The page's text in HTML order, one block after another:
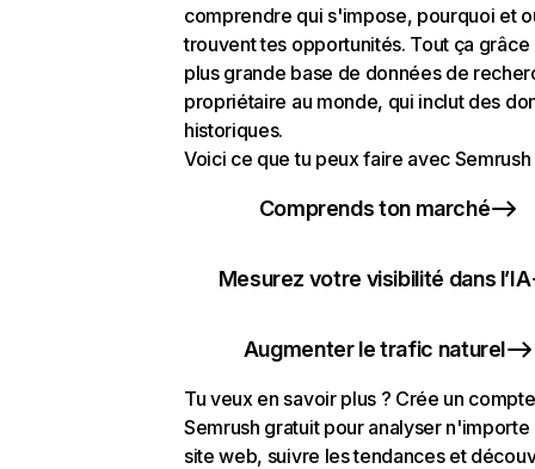
comprendre qui s'impose, pourquoi et
trouvent tes opportunités. Tout ça grâce
plus grande base de données de
propriétaire au monde, qui inclut des
historiques.
Voici ce que tu peux faire avec Semrush
Comprends ton marché
Mesurez votre visibilité dans l’IA
Augmenter le trafic naturel
Tu veux en savoir plus ? Crée un compte
Semrush gratuit pour analyser n'importe
site web, suivre les tendances et